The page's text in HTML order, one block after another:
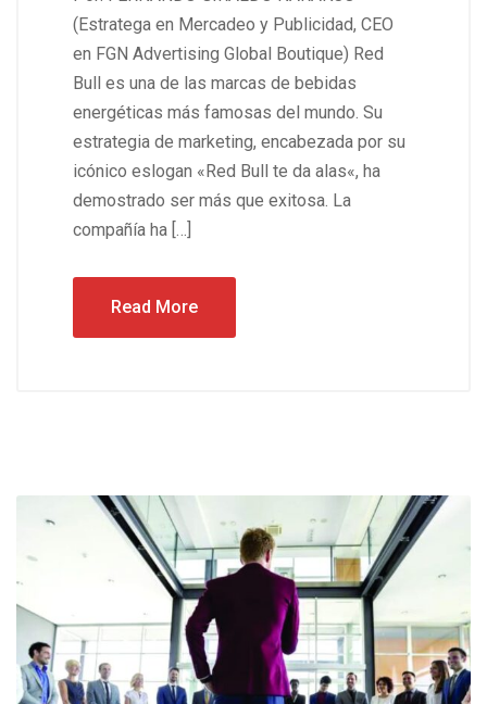
(Estratega en Mercadeo y Publicidad, CEO
en FGN Advertising Global Boutique) Red
Bull es una de las marcas de bebidas
energéticas más famosas del mundo. Su
estrategia de marketing, encabezada por su
icónico eslogan «Red Bull te da alas«, ha
demostrado ser más que exitosa. La
compañía ha […]
Read More